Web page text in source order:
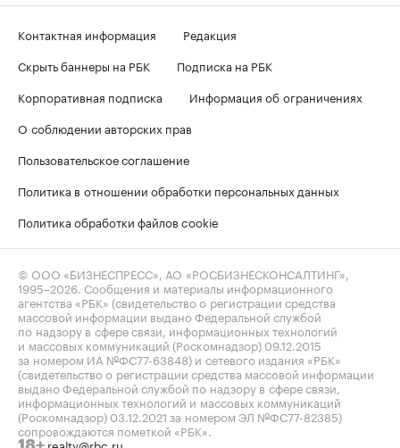
Контактная информация
Редакция
Скрыть баннеры на РБК
Подписка на РБК
Корпоративная подписка
Информация об ограничениях
О соблюдении авторских прав
Пользовательское соглашение
Политика в отношении обработки персональных данных
Политика обработки файлов cookie
© ООО «БИЗНЕСПРЕСС», АО «РОСБИЗНЕСКОНСАЛТИНГ»,
1995–2026 . Сообщения и материалы информационного
агентства «РБК» (свидетельство о регистрации средства
массовой информации выдано Федеральной службой
по надзору в сфере связи, информационных технологий
и массовых коммуникаций (Роскомнадзор) 09.12.2015
за номером ИА №ФС77-63848) и сетевого издания «РБК»
(свидетельство о регистрации средства массовой информации
выдано Федеральной службой по надзору в сфере связи,
информационных технологий и массовых коммуникаций
(Роскомнадзор) 03.12.2021 за номером ЭЛ №ФС77-82385)
сопровождаются пометкой «РБК».
realty@rbc.ru